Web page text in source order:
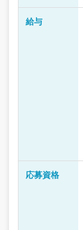
給与
応募資格